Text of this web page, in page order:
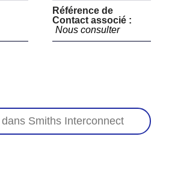
Référence de
Contact associé :
Nous consulter